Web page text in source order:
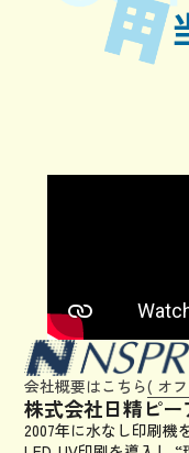
会社概要はこちら( オ
株式会社日精ピー
2007年に水なし印刷機